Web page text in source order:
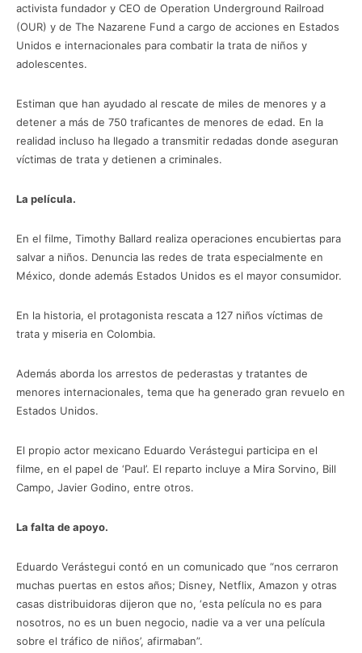
activista fundador y CEO de Operation Underground Railroad
(OUR) y de The Nazarene Fund a cargo de acciones en Estados
Unidos e internacionales para combatir la trata de niños y
adolescentes.
Estiman que han ayudado al rescate de miles de menores y a
detener a más de 750 traficantes de menores de edad. En la
realidad incluso ha llegado a transmitir redadas donde aseguran
víctimas de trata y detienen a criminales.
La película.
En el filme, Timothy Ballard realiza operaciones encubiertas para
salvar a niños. Denuncia las redes de trata especialmente en
México, donde además Estados Unidos es el mayor consumidor.
En la historia, el protagonista rescata a 127 niños víctimas de
trata y miseria en Colombia.
Además aborda los arrestos de pederastas y tratantes de
menores internacionales, tema que ha generado gran revuelo en
Estados Unidos.
El propio actor mexicano Eduardo Verástegui participa en el
filme, en el papel de ‘Paul’. El reparto incluye a Mira Sorvino, Bill
Campo, Javier Godino, entre otros.
La falta de apoyo.
Eduardo Verástegui contó en un comunicado que “nos cerraron
muchas puertas en estos años; Disney, Netflix, Amazon y otras
casas distribuidoras dijeron que no, ‘esta película no es para
nosotros, no es un buen negocio, nadie va a ver una película
sobre el tráfico de niños’, afirmaban”.